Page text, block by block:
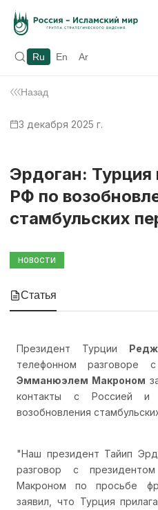
Ru En Ar
Назад
3 декабря 2025 г.
Эрдоган: Турция
РФ по
стамбульских
НОВОСТИ
Статья
Президент Турции
телефонном разговоре
Эмманюэлем Макроном
контакты с Россией и
возобновления
"Наш президент Тайип
разговор с
Макроном по просьбе
заявил, что Турция